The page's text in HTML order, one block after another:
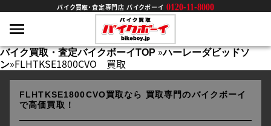
バイク買取・査定専門店 バイクボーイ 0120-11-8000
バイク買取・査定バイクボーイTOP»ハーレーダビッドソ
ン»FLHTKSE1800CVO 買取
FLHTKSE1800CVO買取なら 買取専門のバイクボーイ
で高価買取！